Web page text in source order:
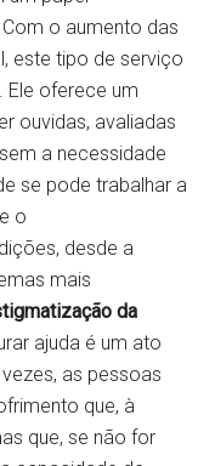
o aumento das
este tipo de serviço
Ele oferece um
ouvidas, avaliadas
a necessidade
se pode trabalhar a
o
desde a
mais
da
ajuda é um ato
as pessoas
que, à
que, se não for